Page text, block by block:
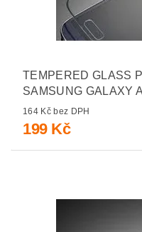
TEMPERED GLASS
SAMSUNG GALAXY
164 Kč bez DPH
199 Kč